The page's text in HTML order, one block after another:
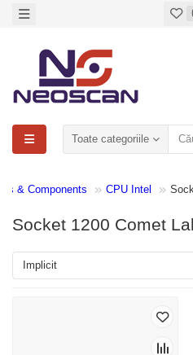
Toate categoriile
& Components CPU Intel
Socket 1200 Comet